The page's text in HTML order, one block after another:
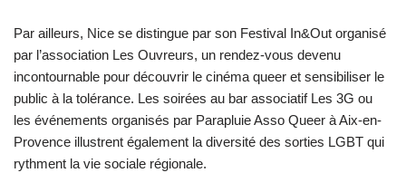
Par ailleurs, Nice se distingue par son Festival In&Out organisé
par l’association Les Ouvreurs, un rendez-vous devenu
incontournable pour découvrir le cinéma queer et sensibiliser le
public à la tolérance. Les soirées au bar associatif Les 3G ou
les événements organisés par Parapluie Asso Queer à Aix-en-
Provence illustrent également la diversité des sorties LGBT qui
rythment la vie sociale régionale.